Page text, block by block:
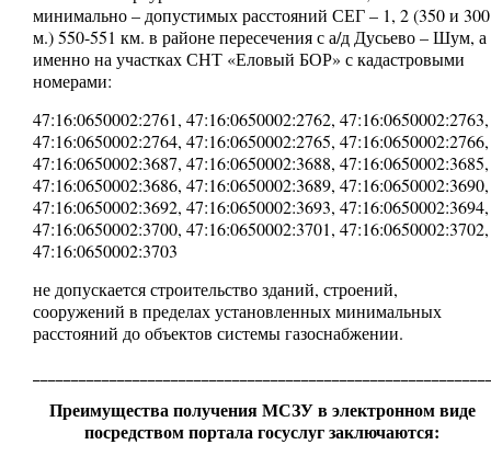
минимально – допустимых расстояний СЕГ – 1, 2 (350 и 300
м.) 550-551 км. в районе пересечения с а/д Дусьево – Шум, а
именно на участках СНТ «Еловый БОР» с кадастровыми
номерами:
47:16:0650002:2761, 47:16:0650002:2762, 47:16:0650002:2763,
47:16:0650002:2764, 47:16:0650002:2765, 47:16:0650002:2766,
47:16:0650002:3687, 47:16:0650002:3688, 47:16:0650002:3685,
47:16:0650002:3686, 47:16:0650002:3689, 47:16:0650002:3690,
47:16:0650002:3692, 47:16:0650002:3693, 47:16:0650002:3694,
47:16:0650002:3700, 47:16:0650002:3701, 47:16:0650002:3702,
47:16:0650002:3703
не допускается строительство зданий, строений,
сооружений в пределах установленных минимальных
расстояний до объектов системы газоснабжении.
Преимущества получения МСЗУ в электронном виде
посредством портала госуслуг заключаются: